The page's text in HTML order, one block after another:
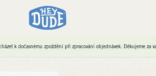
k dočasnému zpoždění při zpracování objednávek. Děkujeme za